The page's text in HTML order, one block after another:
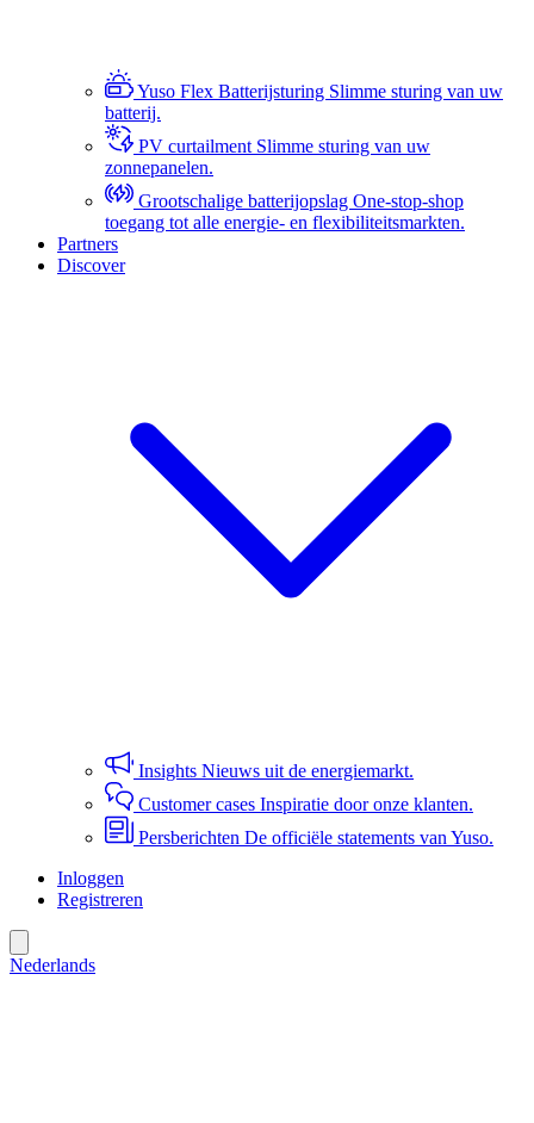
Yuso Flex Batterijsturing Slimme sturing van uw
batterij.
PV curtailment Slimme sturing van uw
zonnepanelen.
Grootschalige batterijopslag One-stop-shop
toegang tot alle energie- en flexibiliteitsmarkten.
Partners
Discover
Insights Nieuws uit de energiemarkt.
Customer cases Inspiratie door onze klanten.
Persberichten De officiële statements van Yuso.
Inloggen
Registreren
Nederlands